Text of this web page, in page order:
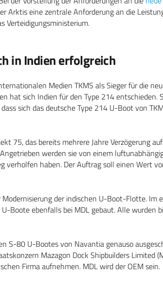
Arktis eine zentrale Anforderung an die
Verteidigungsministerium.
in Indien erfolgreich
Medien TKMS als Sieger für die
hat sich Indien für den Type 214 entschieden.
sich das deutsche Type 214 U-Boot von
75, das bereits mehrere Jahre Verzögerung
werden sie von einem
verholfen haben. Der Auftrag soll einen Wert
der indischen U-Boot-Flotte. Im
Boote ebenfalls bei MDL gebaut. Alle wurden
S-80 U-Bootes von Navantia genauso
Mazagon Dock Shipbuilders Limited
Firma aufnehmen. MDL wird der OEM sein.